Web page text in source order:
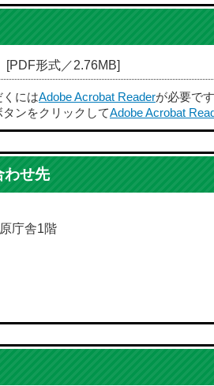
[PDF形式／2.76MB]
くにはAdobe Acrobat Readerが必要です
ンをクリックしてAdobe Acrobat
わせ先
庁舎1階